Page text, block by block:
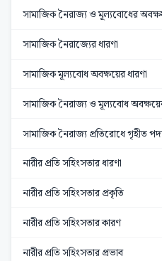
সামাজিক নৈরাজ্য ও মূল্যবোধের
সামাজিক নৈরাজ্যের ধারণা
সামাজিক মূল্যবোধ অবক্ষয়ের ধারণা
সামাজিক নৈরাজ্য ও মূল্যবোধ
সামাজিক নৈরাজ্য প্রতিরোধে গৃহীত
নারীর প্রতি সহিংসতার ধারণা
নারীর প্রতি সহিংসতার প্রকৃতি
নারীর প্রতি সহিংসতার কারণ
নারীর প্রতি সহিংসতার প্রভাব